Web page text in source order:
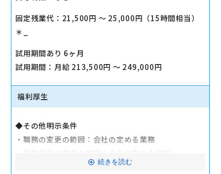
固定残業代：21,500円 〜 25,000円（15時間相当）
＊_
試用期間あり 6ヶ月
試用期間：月給 213,500円 〜 249,000円
福利厚生
◆その他明示条件
・職務の変更の範囲：会社の定める業務
・就業場所の変更の範囲：会社の定める場所
続きを読む